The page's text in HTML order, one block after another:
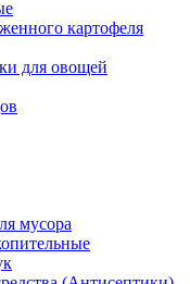
картофеля
для овощей
мусора